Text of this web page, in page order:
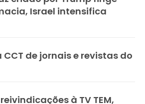
Israel intensifica
de jornais e revistas do
à TV TEM,